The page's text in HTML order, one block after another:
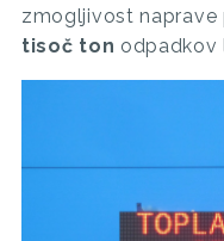
zmogljivost naprave
tisoč ton odpadkov